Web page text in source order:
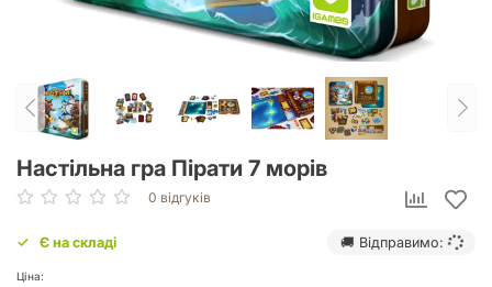
Настільна гра Пірати 7 морів
0 відгуків
Є на складі 🚚 Відправимо:
Ціна: